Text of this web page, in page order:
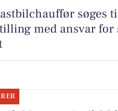
søges
med ansvar for